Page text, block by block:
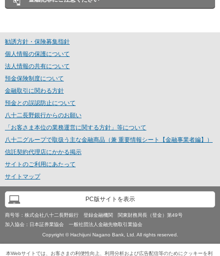
勧誘方針・保険募集指針
個人情報の保護について
法人情報の共有について
預金保険制度について
金融取引に関わる方針
預金との誤認防止について
八十二長野銀行からのお願い
「お客さま本位の業務運営に関する方針」等について
八十二グループで取扱う主な金融商品（兼 重要情報シート【金融事業者編】）
信託契約代理店にかかる掲示
サイトのご利用にあたって
サイトマップ
PC版サイトを表示
商号等： 株式会社八十二長野銀行 登録金融機関 関東財務局長（登金）第49号
加入協会： 日本証券業協会 一般社団法人金融先物取引業協会
Copyright © Hachijuni Nagano Bank, Ltd. All rights reserved.
本Webサイトでは、お客さまの利便性向上、利用分析および広告配信等のためにクッキーを利